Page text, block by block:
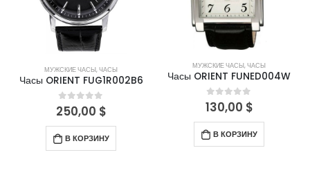
МУЖСКИЕ ЧАСЫ,ЧАСЫ
Часы ORIENT FUG1R002B6
0out of 5
250,00 $
В КОРЗИНУ
МУЖСКИЕ ЧАСЫ,ЧАСЫ
Часы ORIENT FUNED004W
0out of 5
130,00 $
В КОРЗИНУ